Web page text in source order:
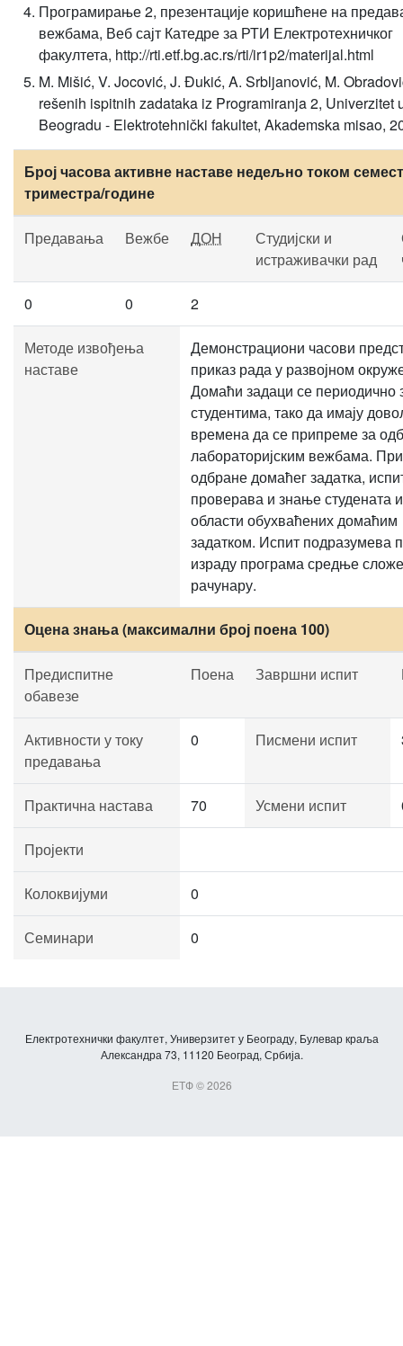
Програмирање 2, презентације коришћене на
вежбама, Веб сајт Катедре за РТИ Електротехничког
факултета, http://rti.etf.bg.ac.rs/rti/ir1p2/materijal.html
M. Mišić, V. Jocović, J. Đukić, A. Srbljanović, M.
rešenih ispitnih zadataka iz Programiranja 2, Univerzitet
Beogradu - Elektrotehnički fakultet, Akademska misao,
Број часова активне наставе недељно током
триместра/године
Предавања Вежбе ДОН
Студијски и
истраживачки рад
0 0 2
Методе извођења
наставе
Демонстрациони часови
приказ рада у развојном
Домаћи задаци се периодично
студентима, тако да имају
времена да се припреме за
лабораторијским вежбама.
одбране домаћег задатка,
проверава и знање студената
области обухваћених домаћим
задатком. Испит подразумева
израду програма средње
рачунару.
Оцена знања (максимални број поена 100)
Предиспитне
обавезе
Поена Завршни испит
Активности у току
предавања
0 Писмени испит
Практична настава 70 Усмени испит
Пројекти
Колоквијуми 0
Семинари 0
Електротехнички факултет, Универзитет у Београду, Булевар краља
Александра 73, 11120 Београд, Србија.
ЕТФ © 2026